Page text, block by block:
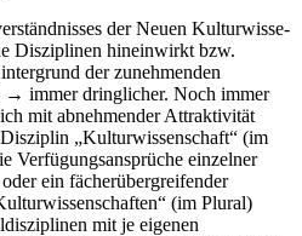
der Neuen Kulturwisse­
Disziplinen hineinwirkt bzw.
der zunehmenden
→ immer dringlicher. Noch immer
mit abnehmender Attraktivität
„Kulturwissenschaft“ (im
Verfügungsansprüche einzelner
ein fächerübergreifender
(im Plural)
mit je eigenen